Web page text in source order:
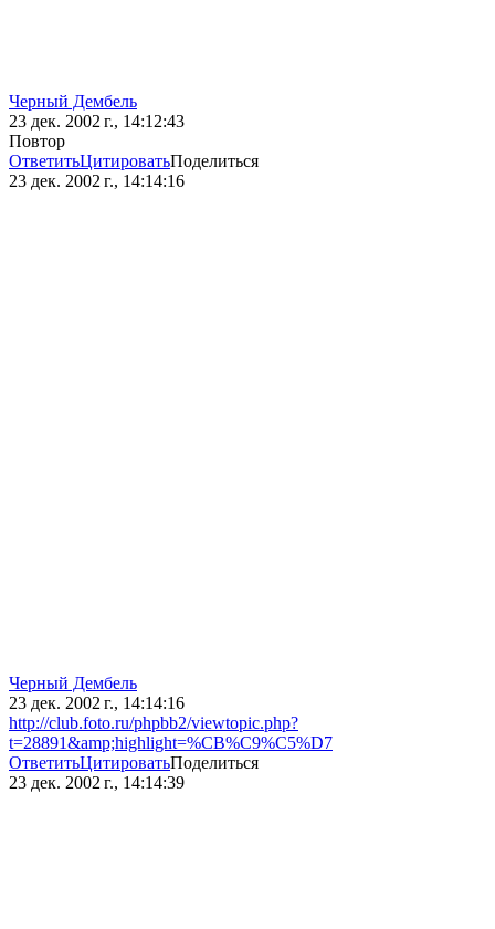
Черный Дембель
23 дек. 2002 г., 14:12:43
Повтор
ОтветитьЦитироватьПоделиться
23 дек. 2002 г., 14:14:16
Черный Дембель
23 дек. 2002 г., 14:14:16
http://club.foto.ru/phpbb2/viewtopic.php?
t=28891&amp;highlight=%CB%C9%C5%D7
ОтветитьЦитироватьПоделиться
23 дек. 2002 г., 14:14:39